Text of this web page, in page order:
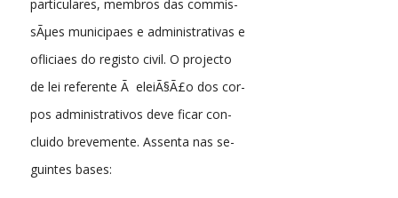
particulares, membros das commis-
sÃµes municipaes e administrativas e
ofliciaes do registo civil. O projecto
de lei referente Ã eleiÃ§Ã£o dos cor-
pos administrativos deve ficar con-
cluido brevemente. Assenta nas se-
guintes bases: